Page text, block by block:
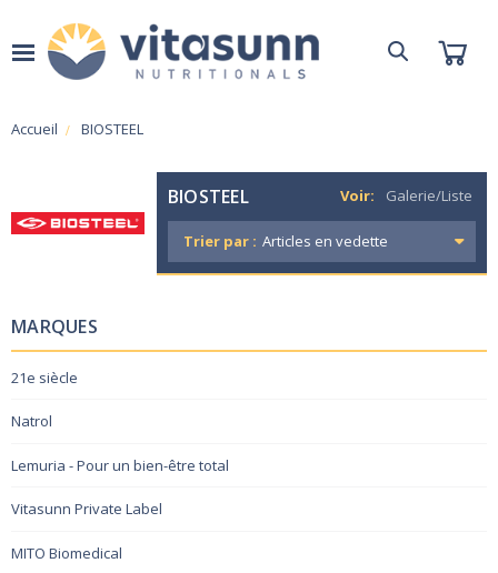
Accueil BIOSTEEL
BIOSTEEL Voir: Galerie/Liste
Trier par :
MARQUES
21e siècle
Natrol
Lemuria - Pour un bien-être total
Vitasunn Private Label
MITO Biomedical